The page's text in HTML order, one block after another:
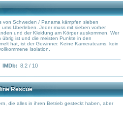
von Schweden / Panama kämpfen sieben
Überleben. Jeder muss mit sieben vorher
und der Kleidung am Körper auskommen. Wer
übrig ist und die meisten Punkte in den
hat, ist der Gewinner. Keine Kamerateams, kein
Isolation.
IMDb: 8.2 / 10
Rescue
die alles in ihren Betrieb gesteckt haben, aber